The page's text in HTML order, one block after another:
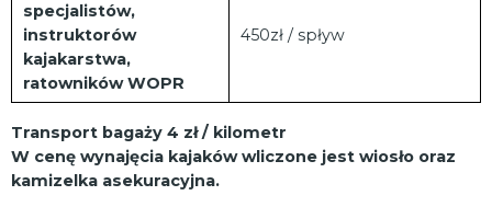
specjalistów,
instruktorów
kajakarstwa,
ratowników WOPR
450zł / spływ
Transport bagaży 4 zł / kilometr
W cenę wynajęcia kajaków wliczone jest wiosło oraz
kamizelka asekuracyjna.